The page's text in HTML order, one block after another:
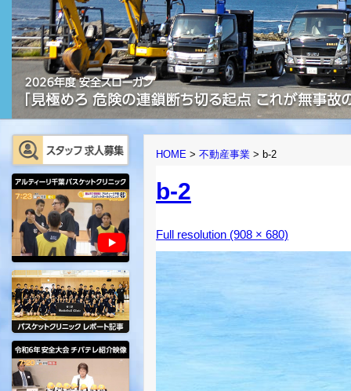
HOME > 不動産事業 > b-2
b-2
Full resolution (908 × 680)